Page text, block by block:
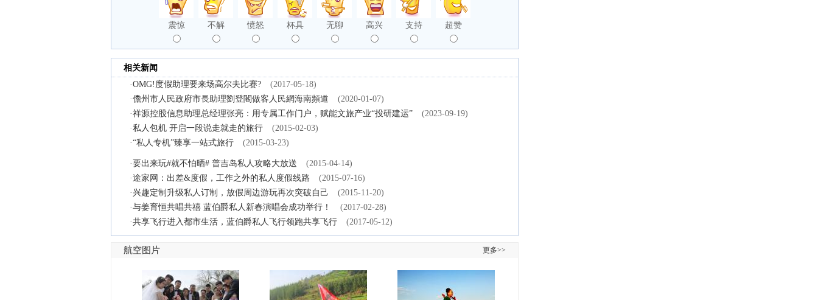
震惊 不解 愤怒 杯具 无聊 高兴 支持 超赞
相关新闻
·OMG!度假助理要来场高尔夫比赛?
(2017-05-18)
·儋州市人民政府市長助理劉登閣做客人民網海南頻道
(2020-01-07)
·祥源控股信息助理总经理张亮：用专属工作门户，赋能文旅产业“投研建运”
(2023-09-19)
·私人包机 开启一段说走就走的旅行
(2015-02-03)
·“私人专机”臻享一站式旅行 (2015-03-23)
·要出来玩#就不怕晒# 普吉岛私人攻略大放送
(2015-04-14)
·途家网：出差&度假，工作之外的私人度假线路
(2015-07-16)
· 兴趣定制升级私人订制，放假周边游玩再次突破自己
(2015-11-20)
·与姜育恒共唱共禧 蓝伯爵私人新春演唱会成功举行！
(2017-02-28)
·共享飞行进入都市生活，蓝伯爵私人飞行领跑共享飞行 (2017-05-12)
航空图片 更多>>